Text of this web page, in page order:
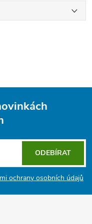
ochrany osobních údajů
ODEBÍRAT